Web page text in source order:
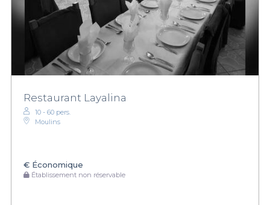
Restaurant Layalina
10 - 60 pers.
Moulins
€ Économique
Établissement non réservable